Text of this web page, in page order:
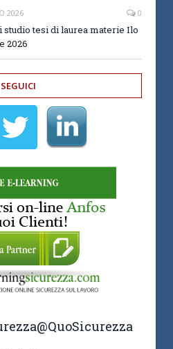
2026 0
studio tesi di laurea materie Ilo
2026
SEGUICI
@QuoSicurezza